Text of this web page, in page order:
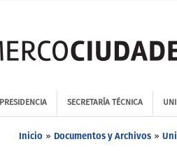
PRESIDENCIA SECRETARÍA TÉCNICA
Inicio » Documentos y Archivos »